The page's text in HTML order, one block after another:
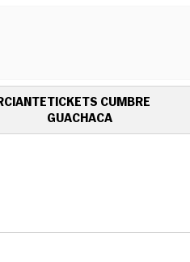
TICKETS CUMBRE
GUACHACAOPENS IN